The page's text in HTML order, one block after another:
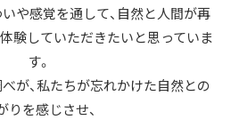
や感覚を通して、自然と人間が再
験していただきたいと思っていま
す。
が、私たちが忘れかけた自然との
りを感じさせ、